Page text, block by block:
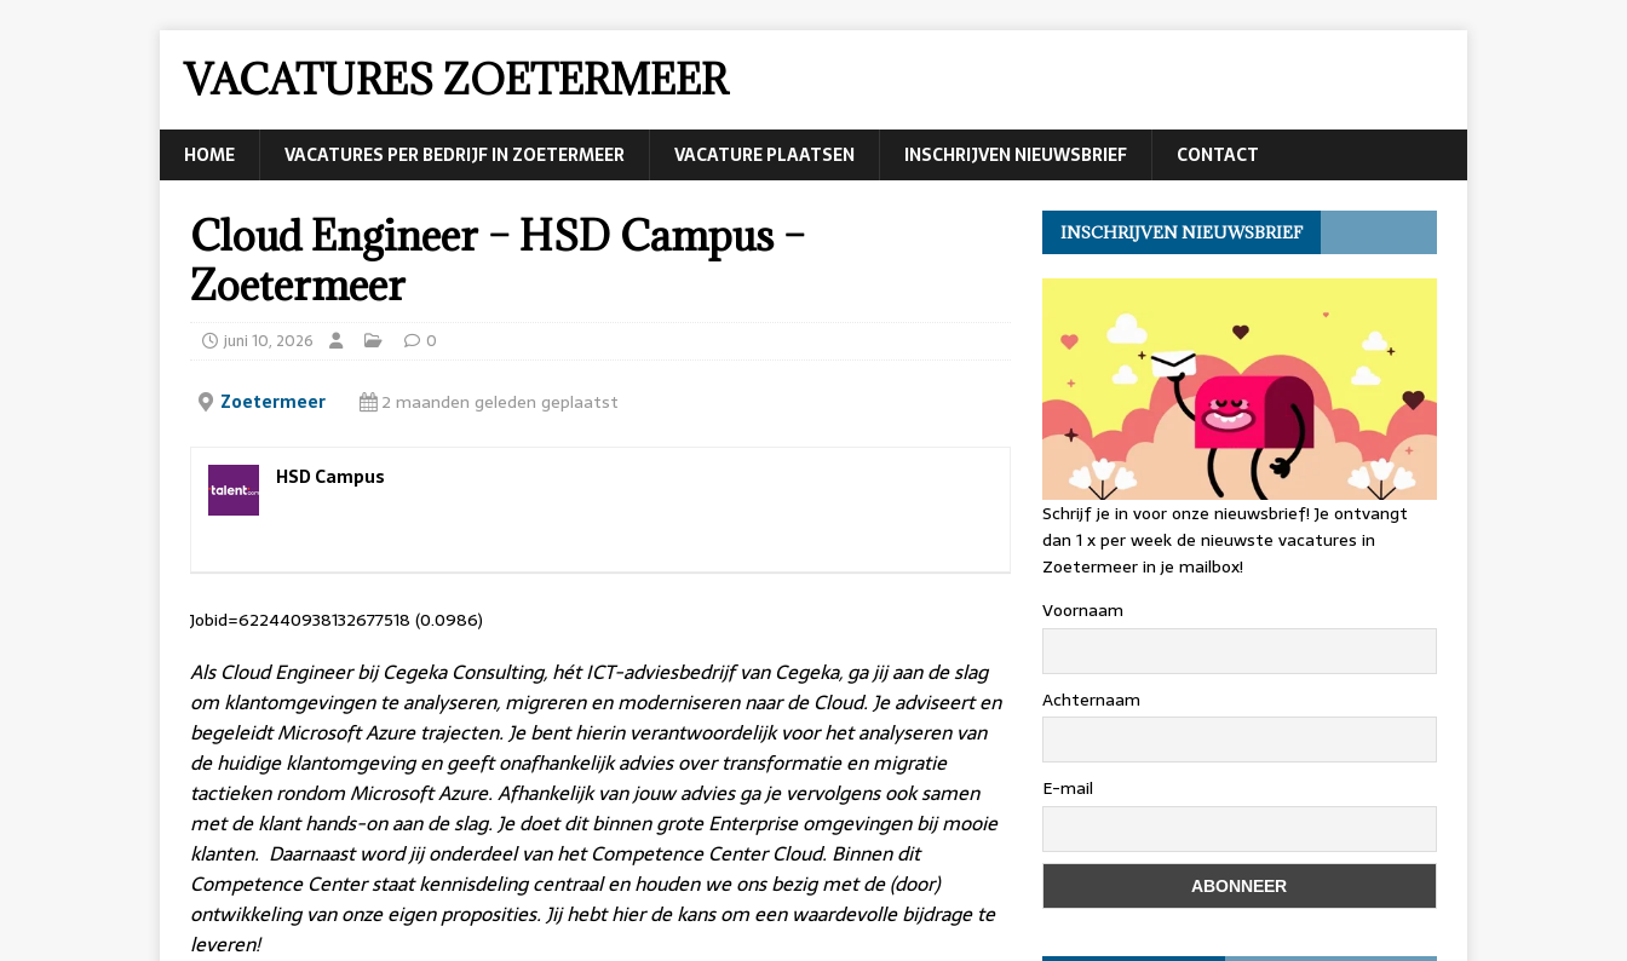
VACATURES ZOETERMEER
HOME VACATURES PER BEDRIJF IN ZOETERMEER VACATURE PLAATSEN INSCHRIJVEN NIEUWSBRIEF CONTACT
Cloud Engineer – HSD Campus –
Zoetermeer
juni 10, 2026 0
Zoetermeer 2 maanden geleden geplaatst
HSD Campus
Jobid=622440938132677518 (0.0986)
Als Cloud Engineer bij Cegeka Consulting, hét ICT-adviesbedrijf van Cegeka, ga jij aan de slag
om klantomgevingen te analyseren, migreren en moderniseren naar de Cloud. Je adviseert en
begeleidt Microsoft Azure trajecten. Je bent hierin verantwoordelijk voor het analyseren van
de huidige klantomgeving en geeft onafhankelijk advies over transformatie en migratie
tactieken rondom Microsoft Azure. Afhankelijk van jouw advies ga je vervolgens ook samen
met de klant hands-on aan de slag. Je doet dit binnen grote Enterprise omgevingen bij mooie
klanten. Daarnaast word jij onderdeel van het Competence Center Cloud. Binnen dit
Competence Center staat kennisdeling centraal en houden we ons bezig met de (door)
ontwikkeling van onze eigen proposities. Jij hebt hier de kans om een waardevolle bijdrage te
leveren!
INSCHRIJVEN NIEUWSBRIEF
Schrijf je in voor onze nieuwsbrief! Je ontvangt
dan 1 x per week de nieuwste vacatures in
Zoetermeer in je mailbox!
Voornaam
Achternaam
E-mail